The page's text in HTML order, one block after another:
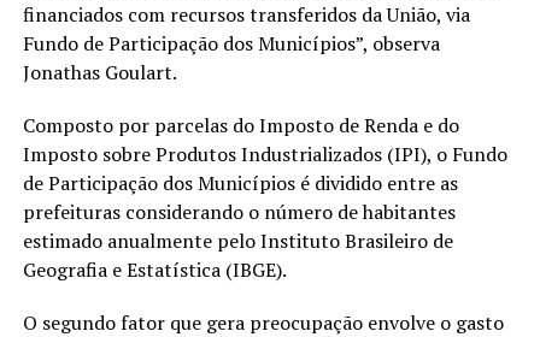
financiados com recursos transferidos da União, via
Fundo de Participação dos Municípios”, observa
Jonathas Goulart.
Composto por parcelas do Imposto de Renda e do
Imposto sobre Produtos Industrializados (IPI), o Fundo
de Participação dos Municípios é dividido entre as
prefeituras considerando o número de habitantes
estimado anualmente pelo Instituto Brasileiro de
Geografia e Estatística (IBGE).
O segundo fator que gera preocupação envolve o gasto